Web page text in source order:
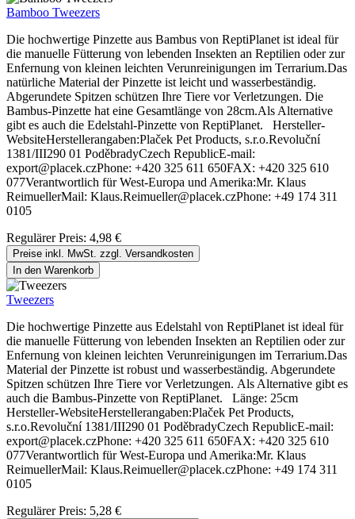
Bamboo Tweezers
Die hochwertige Pinzette aus Bambus von ReptiPlanet ist ideal für
die manuelle Fütterung von lebenden Insekten an Reptilien oder zur
Enfernung von kleinen leichten Verunreinigungen im Terrarium.Das
natürliche Material der Pinzette ist leicht und wasserbeständig.
Abgerundete Spitzen schützen Ihre Tiere vor Verletzungen. Die
Bambus-Pinzette hat eine Gesamtlänge von 28cm.Als Alternative
gibt es auch die Edelstahl-Pinzette von ReptiPlanet. Hersteller-
WebsiteHerstellerangaben:Plaček Pet Products, s.r.o.Revoluční
1381/III290 01 PoděbradyCzech RepublicE-mail:
export@placek.czPhone: +420 325 611 650FAX: +420 325 610
077Verantwortlich für West-Europa und Amerika:Mr. Klaus
ReimuellerMail: Klaus.Reimueller@placek.czPhone: +49 174 311
0105
Regulärer Preis: 4,98 €
Preise inkl. MwSt. zzgl. Versandkosten
In den Warenkorb
Tweezers
Die hochwertige Pinzette aus Edelstahl von ReptiPlanet ist ideal für
die manuelle Fütterung von lebenden Insekten an Reptilien oder zur
Enfernung von kleinen leichten Verunreinigungen im Terrarium.Das
Material der Pinzette ist robust und wasserbeständig. Abgerundete
Spitzen schützen Ihre Tiere vor Verletzungen. Als Alternative gibt es
auch die Bambus-Pinzette von ReptiPlanet. Länge: 25cm
Hersteller-WebsiteHerstellerangaben:Plaček Pet Products,
s.r.o.Revoluční 1381/III290 01 PoděbradyCzech RepublicE-mail:
export@placek.czPhone: +420 325 611 650FAX: +420 325 610
077Verantwortlich für West-Europa und Amerika:Mr. Klaus
ReimuellerMail: Klaus.Reimueller@placek.czPhone: +49 174 311
0105
Regulärer Preis: 5,28 €